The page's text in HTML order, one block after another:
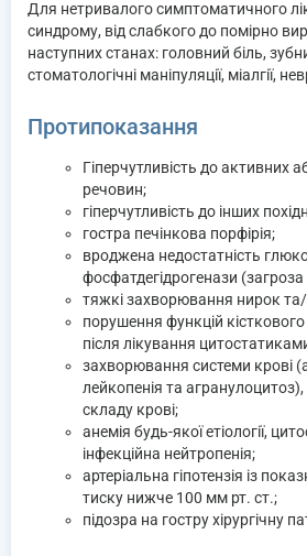
Для нетривалого симптоматичного
синдрому, від слабкого до помірно
наступних станах: головний біль,
стоматологічні маніпуляції, міалгії,
Протипоказання
Гіперчутливість до активних
речовин;
гіперчутливість до інших
гостра печінкова порфірія;
вроджена недостатність
фосфатдегідрогенази (загроза
тяжкі захворювання нирок та/
порушення функцій
після лікування
захворювання системи крові
лейкопенія та
складу крові;
анемія будь-якої етіології,
інфекційна нейтропенія;
артеріальна гіпотензія із
тиску нижче 100 мм рт. ст.;
підозра на гостру хірургічну